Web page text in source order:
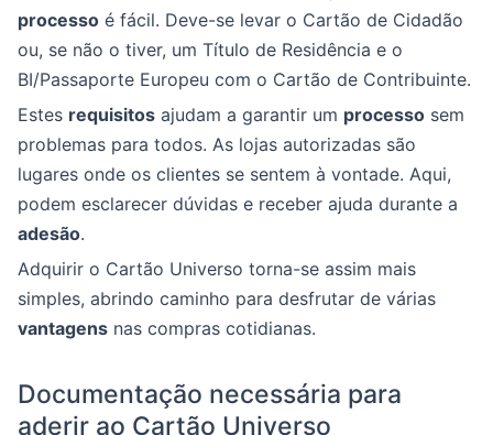
processo é fácil. Deve-se levar o Cartão de Cidadão
ou, se não o tiver, um Título de Residência e o
BI/Passaporte Europeu com o Cartão de Contribuinte.
Estes requisitos ajudam a garantir um processo sem
problemas para todos. As lojas autorizadas são
lugares onde os clientes se sentem à vontade. Aqui,
podem esclarecer dúvidas e receber ajuda durante a
adesão.
Adquirir o Cartão Universo torna-se assim mais
simples, abrindo caminho para desfrutar de várias
vantagens nas compras cotidianas.
Documentação necessária para
aderir ao Cartão Universo